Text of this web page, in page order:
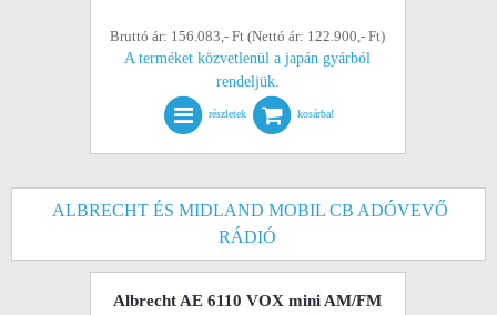
Bruttó ár: 156.083,- Ft (Nettó ár: 122.900,- Ft)
A terméket közvetlenül a japán gyárból
rendeljük.
részletek kosárba!
ALBRECHT ÉS MIDLAND MOBIL CB ADÓVEVŐ
RÁDIÓ
Albrecht AE 6110 VOX mini AM/FM